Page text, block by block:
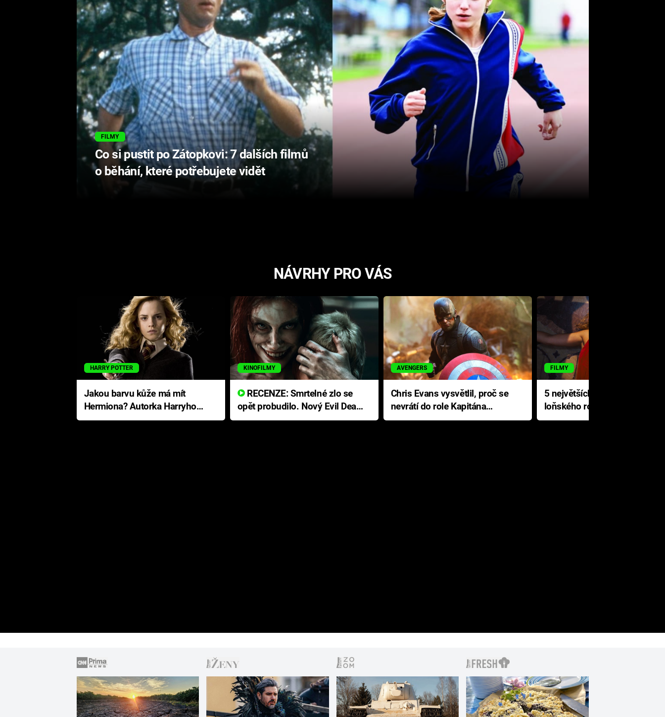
FILMY
Co si pustit po Zátopkovi: 7 dalších filmů
o běhání, které potřebujete vidět
NÁVRHY PRO VÁS
HARRY POTTER
Jakou barvu kůže má mít
Hermiona? Autorka Harryho
Pottera přišla s ráznou
KINOFILMY
RECENZE: Smrtelné zlo se
opět probudilo. Nový Evil Dead
přichází s neodolatelnou
AVENGERS
Chris Evans vysvětlil, proč se
nevrátí do role Kapitána
Ameriky
FILMY
5 největších propadáků
loňského roku: Disney na
jediné katastrofě prodělal 200